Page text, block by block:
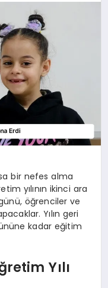
bir nefes alma
yılının ikinci ara
öğrenciler ve
Yılın geri
kadar eğitim
Yılı